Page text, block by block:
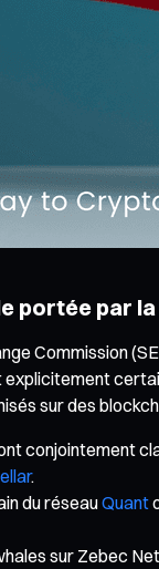
portée par
Commission
sur des
conjointement
.
du réseauQuant
sur Zebec